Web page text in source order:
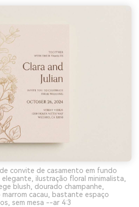
convite de casamento em fundo
ilustração floral minimalista,
blush, dourado champanhe,
cacau, bastante espaço
sem mesa --ar 4:3